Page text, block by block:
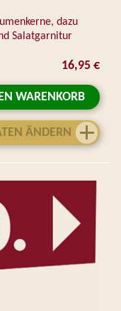
dazu
Salatgarnitur
16,95 €
WARENKORB
ÄNDERN